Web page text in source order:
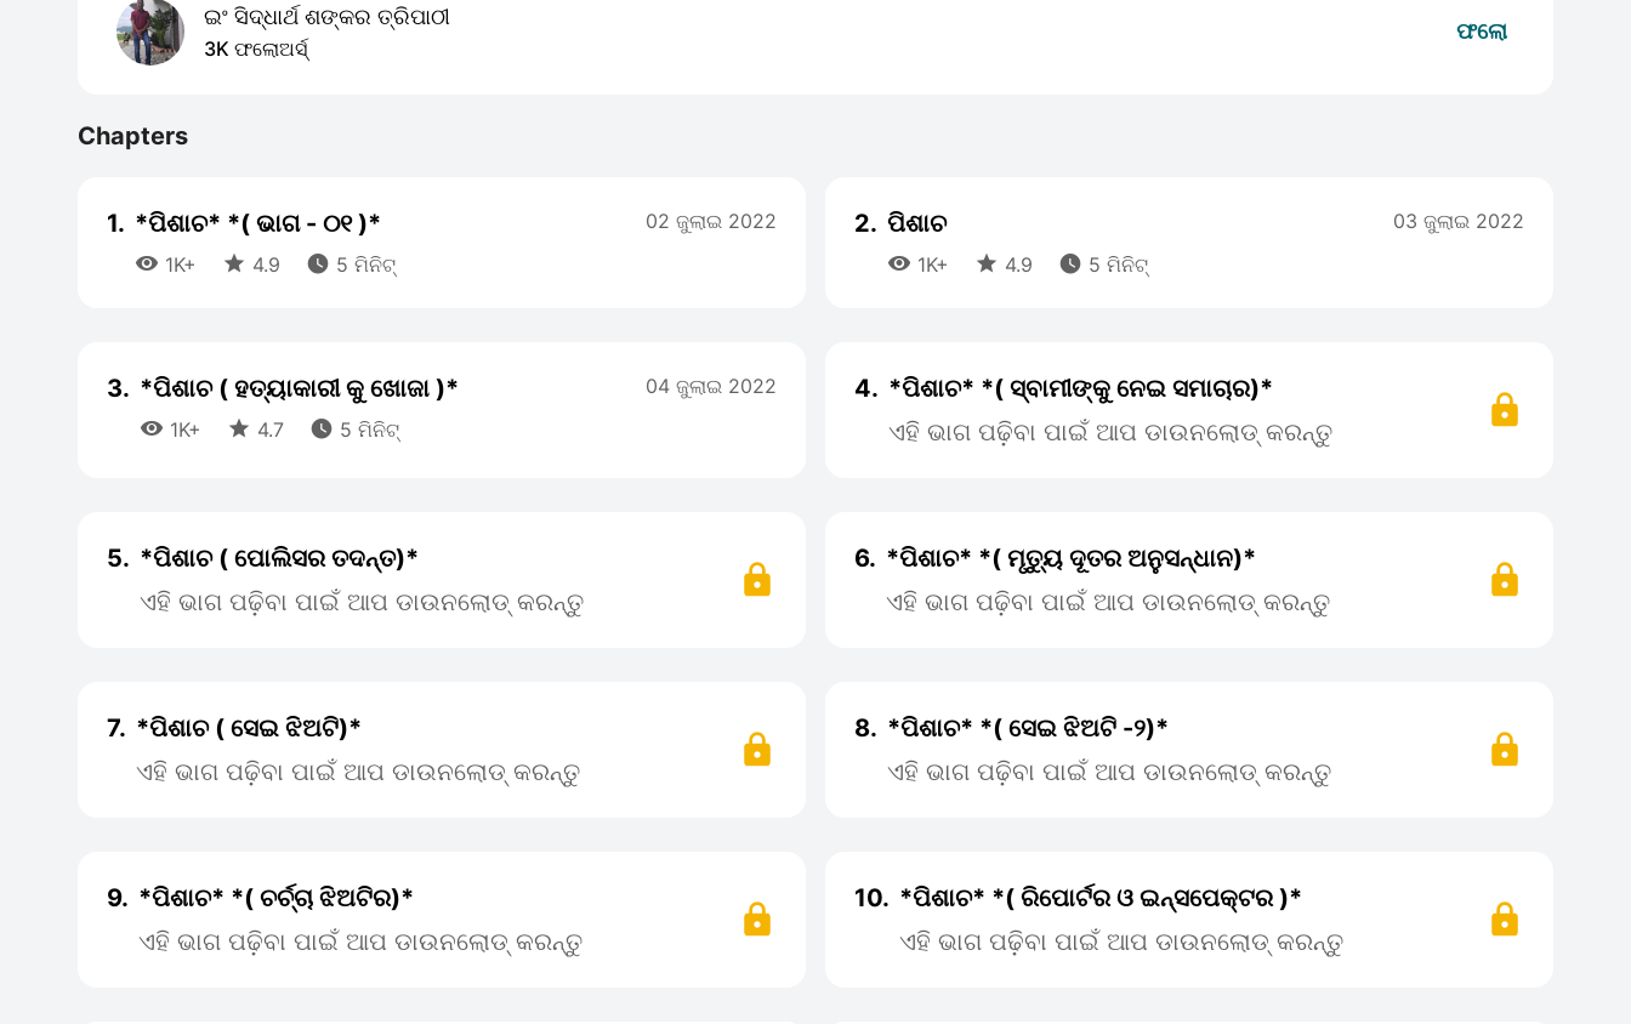
ଇଂ ସିଦ୍ଧାର୍ଥ ଶଙ୍କର ତ୍ରିପାଠୀ
3K ଫଲୋଅର୍ସ୍
ଫଲୋ
Chapters
1. *ପିଶାଚ* *( ଭାଗ - ୦୧ )*
 1K+  4.9  5 ମିନିଟ୍
02 ଜୁଲାଇ 2022 2. ପିଶାଚ
 1K+  4.9  5 ମିନିଟ୍
03 ଜୁଲାଇ 2022
3. *ପିଶାଚ ( ହତ୍ୟାକାରୀ କୁ ଖୋଜା )*
 1K+  4.7  5 ମିନିଟ୍
04 ଜୁଲାଇ 2022 4. *ପିଶାଚ* *( ସ୍ବାମୀଙ୍କୁ ନେଇ ସମାଚାର)*
ଏହି ଭାଗ ପଢ଼ିବା ପାଇଁ ଆପ ଡାଉନଲୋଡ୍ କରନ୍ତୁ
5. *ପିଶାଚ ( ପୋଲିସର ତଦନ୍ତ)*
ଏହି ଭାଗ ପଢ଼ିବା ପାଇଁ ଆପ ଡାଉନଲୋଡ୍ କରନ୍ତୁ
6. *ପିଶାଚ* *( ମୃତ୍ୟୁ ଦୂତର ଅନୁସନ୍ଧାନ)*
ଏହି ଭାଗ ପଢ଼ିବା ପାଇଁ ଆପ ଡାଉନଲୋଡ୍ କରନ୍ତୁ
7. *ପିଶାଚ ( ସେଇ ଝିଅଟି)*
ଏହି ଭାଗ ପଢ଼ିବା ପାଇଁ ଆପ ଡାଉନଲୋଡ୍ କରନ୍ତୁ
8. *ପିଶାଚ* *( ସେଇ ଝିଅଟି -୨)*
ଏହି ଭାଗ ପଢ଼ିବା ପାଇଁ ଆପ ଡାଉନଲୋଡ୍ କରନ୍ତୁ
9. *ପିଶାଚ* *( ଚର୍ଚ୍ଚା ଝିଅଟିର)*
ଏହି ଭାଗ ପଢ଼ିବା ପାଇଁ ଆପ ଡାଉନଲୋଡ୍ କରନ୍ତୁ
10. *ପିଶାଚ* *( ରିପୋର୍ଟର ଓ ଇନ୍ସପେକ୍ଟର )*
ଏହି ଭାଗ ପଢ଼ିବା ପାଇଁ ଆପ ଡାଉନଲୋଡ୍ କରନ୍ତୁ